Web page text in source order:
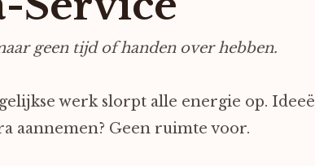
geen tijd of handen over hebben.
werk slorpt alle energie op.
aannemen? Geen ruimte voor.